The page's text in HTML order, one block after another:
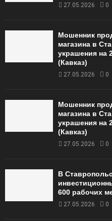
27.05.2026 0
Мошенник
магазина в
украшения на
(Кавказ)
27.05.2026 0
Мошенник
магазина в
украшения на
(Кавказ)
27.05.2026 0
В
600 рабочих
27.05.2026 0